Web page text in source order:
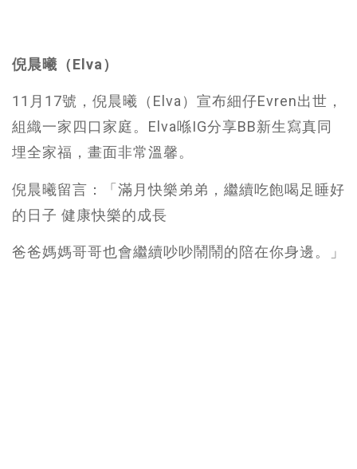
倪晨曦（Elva）
11月17號，倪晨曦（Elva）宣布細仔Evren出世，
組織一家四口家庭。Elva喺IG分享BB新生寫真同
埋全家福，畫面非常溫馨。
倪晨曦留言：「滿月快樂弟弟，繼續吃飽喝足睡好
的日子 健康快樂的成長
爸爸媽媽哥哥也會繼續吵吵鬧鬧的陪在你身邊。」